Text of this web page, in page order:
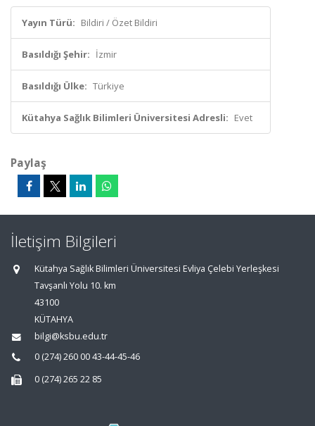
Yayın Türü: Bildiri / Özet Bildiri
Basıldığı Şehir: İzmir
Basıldığı Ülke: Türkiye
Kütahya Sağlık Bilimleri Üniversitesi Adresli: Evet
Paylaş
İletişim Bilgileri
Kütahya Sağlık Bilimleri Üniversitesi Evliya Çelebi Yerleşkesi
Tavşanlı Yolu 10. km
43100
KÜTAHYA
bilgi@ksbu.edu.tr
0 (274) 260 00 43-44-45-46
0 (274) 265 22 85